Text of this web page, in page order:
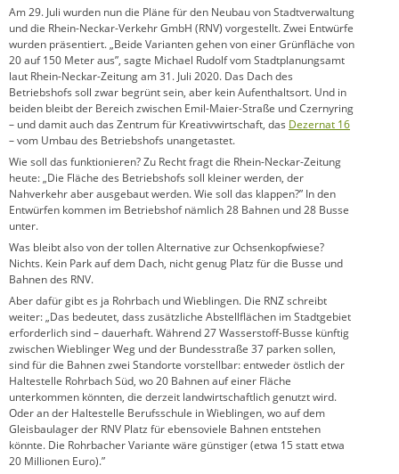
Am 29. Juli wurden nun die Pläne für den Neubau von Stadtverwaltung
und die Rhein-Neckar-Verkehr GmbH (RNV) vorgestellt. Zwei Entwürfe
wurden präsentiert. „Beide Varianten gehen von einer Grünfläche von
20 auf 150 Meter aus”, sagte Michael Rudolf vom Stadtplanungsamt
laut Rhein-Neckar-Zeitung am 31. Juli 2020. Das Dach des
Betriebshofs soll zwar begrünt sein, aber kein Aufenthaltsort. Und in
beiden bleibt der Bereich zwischen Emil-Maier-Straße und Czernyring
– und damit auch das Zentrum für Kreativwirtschaft, das Dezernat 16
– vom Umbau des Betriebshofs unangetastet.
Wie soll das funktionieren? Zu Recht fragt die Rhein-Neckar-Zeitung
heute: „Die Fläche des Betriebshofs soll kleiner werden, der
Nahverkehr aber ausgebaut werden. Wie soll das klappen?” In den
Entwürfen kommen im Betriebshof nämlich 28 Bahnen und 28 Busse
unter.
Was bleibt also von der tollen Alternative zur Ochsenkopfwiese?
Nichts. Kein Park auf dem Dach, nicht genug Platz für die Busse und
Bahnen des RNV.
Aber dafür gibt es ja Rohrbach und Wieblingen. Die RNZ schreibt
weiter: „Das bedeutet, dass zusätzliche Abstellflächen im Stadtgebiet
erforderlich sind – dauerhaft. Während 27 Wasserstoff-Busse künftig
zwischen Wieblinger Weg und der Bundesstraße 37 parken sollen,
sind für die Bahnen zwei Standorte vorstellbar: entweder östlich der
Haltestelle Rohrbach Süd, wo 20 Bahnen auf einer Fläche
unterkommen könnten, die derzeit landwirtschaftlich genutzt wird.
Oder an der Haltestelle Berufsschule in Wieblingen, wo auf dem
Gleisbaulager der RNV Platz für ebensoviele Bahnen entstehen
könnte. Die Rohrbacher Variante wäre günstiger (etwa 15 statt etwa
20 Millionen Euro).”